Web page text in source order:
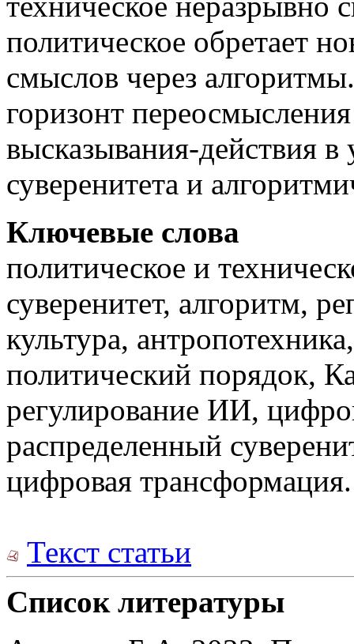
политическое обретает
смыслов через
горизонт
высказывания-действия в
суверенитета и
Ключевые слова
политическое и
суверенитет, алгоритм,
культура,
политический порядок,
регулирование ИИ,
распределенный
цифровая трансформация.
Текст статьи
Список литературы